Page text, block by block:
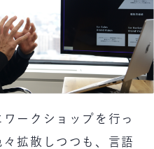
ークショップを行っ
拡散しつつも、言語